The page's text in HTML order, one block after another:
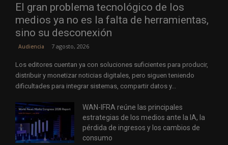
El gran problema tecnológico de los
medios ya no es la falta de herramientas,
sino su desconexión
Audiencia 7 agosto, 2026
Los editores cuentan ya con soluciones suficientes para producir,
distribuir y monetizar noticias digitales, pero siguen teniendo
dificultades para integrar sistemas, compartir datos y...
WAN-IFRA reúne las principales
estrategias de los medios ante la IA, la
pérdida de ingresos y los cambios de
consumo